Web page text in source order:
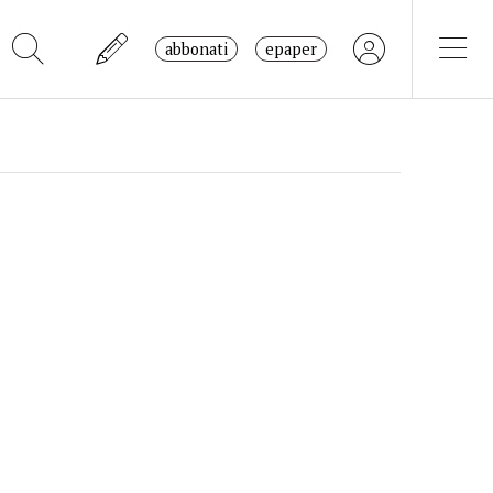
abbonati epaper